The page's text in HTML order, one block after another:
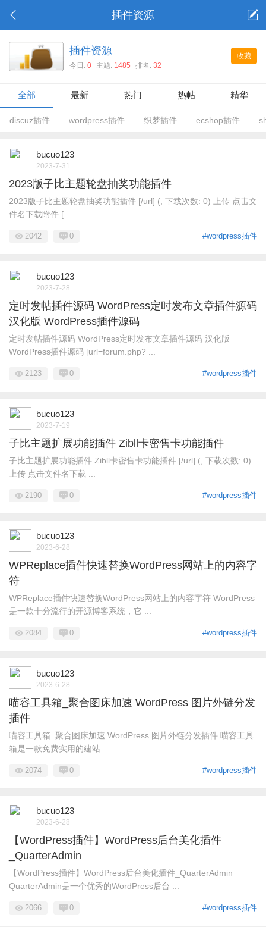
插件资源
收藏
插件资源
今日:0 主题: 1485 排名:32
全部 最新 热门 热帖 精华
discuz插件 wordpress插件 织梦插件 ecshop插件
bucuo123
2023-7-31
2023版子比主题轮盘抽奖功能插件
2023版子比主题轮盘抽奖功能插件 [/url] (, 下载次数: 0) 上传 点击文
件名下载附件 [ ...
#wordpress插件
2042 0
bucuo123
2023-7-28
定时发帖插件源码 WordPress定时发布文章插件源码
汉化版 WordPress插件源码
定时发帖插件源码 WordPress定时发布文章插件源码 汉化版
WordPress插件源码 [url=forum.php? ...
#wordpress插件
2123 0
bucuo123
2023-7-19
子比主题扩展功能插件 Zibll卡密售卡功能插件
子比主题扩展功能插件 Zibll卡密售卡功能插件 [/url] (, 下载次数: 0)
上传 点击文件名下载 ...
#wordpress插件
2190 0
bucuo123
2023-6-28
WPReplace插件快速替换WordPress网站上的内容字
符
WPReplace插件快速替换WordPress网站上的内容字符 WordPress
是一款十分流行的开源博客系统，它 ...
#wordpress插件
2084 0
bucuo123
2023-6-28
喵容工具箱_聚合图床加速 WordPress 图片外链分发
插件
喵容工具箱_聚合图床加速 WordPress 图片外链分发插件 喵容工具
箱是一款免费实用的建站 ...
#wordpress插件
2074 0
bucuo123
2023-6-28
【WordPress插件】WordPress后台美化插件
_QuarterAdmin
【WordPress插件】WordPress后台美化插件_QuarterAdmin
QuarterAdmin是一个优秀的WordPress后台 ...
#wordpress插件
2066 0